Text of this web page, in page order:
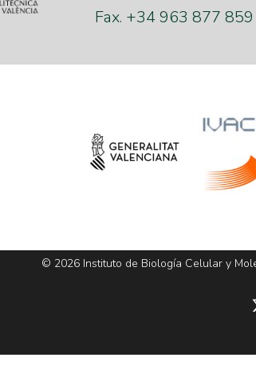
Fax. +34 963 877 859
© 2026 Instituto de Biología Celular y